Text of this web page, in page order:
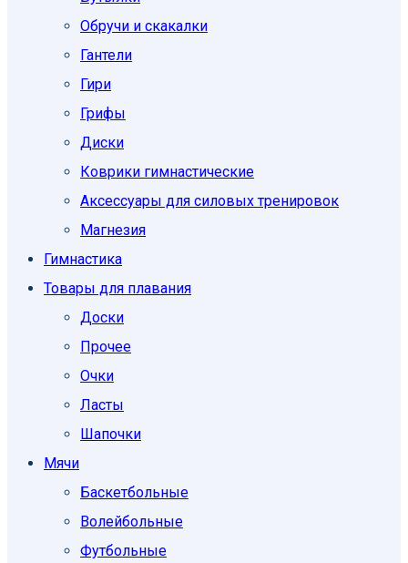
Обручи и скакалки
Гантели
Гири
Грифы
Диски
Коврики гимнастические
Аксессуары для силовых тренировок
Магнезия
Гимнастика
Товары для плавания
Доски
Прочее
Очки
Ласты
Шапочки
Мячи
Баскетбольные
Волейбольные
Футбольные